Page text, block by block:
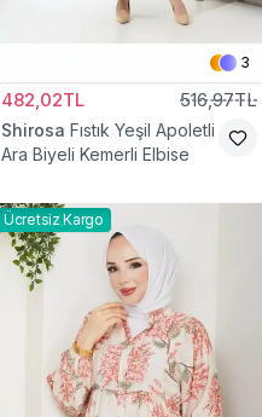
3
482,02TL 516,97TL
Shirosa Fıstık Yeşil Apoletli
Ara Biyeli Kemerli Elbise
Ücretsiz Kargo